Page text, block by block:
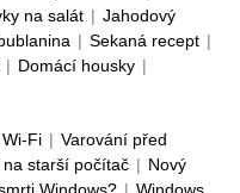
na salát | Jahodový
| Sekaná recept |
| Domácí housky |
Fi | Varování před
na starší počítač | Nový